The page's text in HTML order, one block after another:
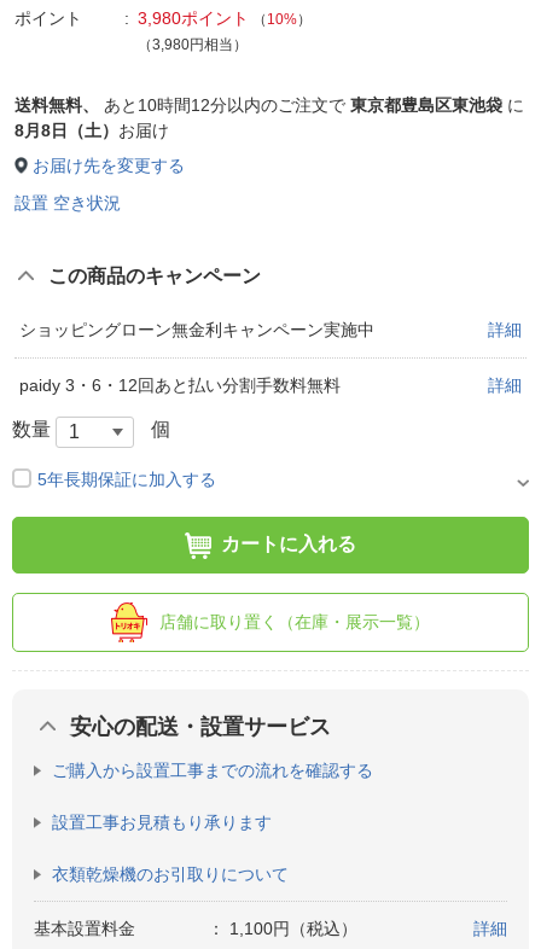
ポイント 3,980ポイント （ 10%）
（3,980円相当）
送料無料、 あと 10時間12分以内のご注文で 東京都豊島区東池袋 に
8月8日（土） お届け
お届け先を変更する
設置 空き状況
この商品のキャンペーン
ショッピングローン無金利キャンペーン実施中 詳細
paidy 3・6・12回あと払い分割手数料無料 詳細
数量 個
5年長期保証に加入する
カートに入れる
店舗に取り置く（在庫・展示一覧）
安心の配送・設置サービス
ご購入から設置工事までの流れを確認する
設置工事お見積もり承ります
衣類乾燥機のお引取りについて
基本設置料金 ： 1,100円（税込） 詳細